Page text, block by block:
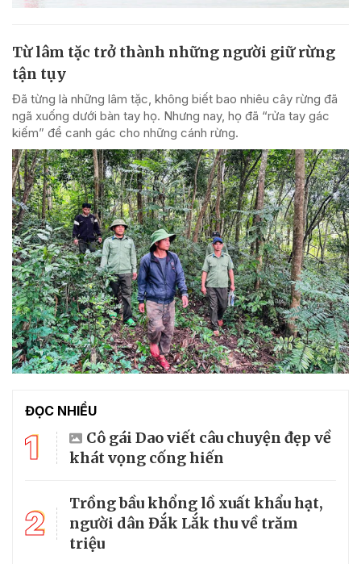
Từ lâm tặc trở thành những người giữ rừng
tận tụy
Đã từng là những lâm tặc, không biết bao nhiêu cây rừng đã
ngã xuống dưới bàn tay họ. Nhưng nay, họ đã “rửa tay gác
kiếm” để canh gác cho những cánh rừng.
ĐỌC NHIỀU
1
Cô gái Dao viết câu chuyện đẹp về
khát vọng cống hiến
2
Trồng bầu khổng lồ xuất khẩu hạt,
người dân Đắk Lắk thu về trăm
triệu